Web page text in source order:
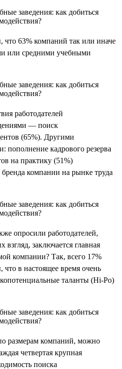
что 63% компаний так или иначе
или средними учебными
работодателей
— поиск
(65%). Другими
пополнение кадрового резерва
на практику (51%)
компании на рынке труда
опросили работодателей,
заключается главная
компании? Так, всего 17%
что в настоящее время очень
таланты (Hi-Po)
размерам компаний, можно
четвертая крупная
поиска